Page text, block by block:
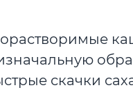
скачки